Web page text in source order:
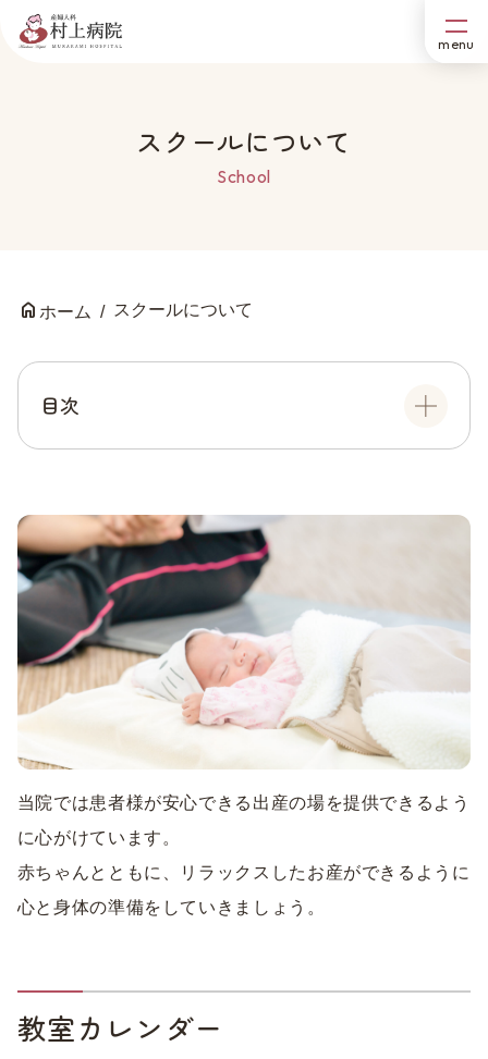
スクールについて
School
ホーム スクールについて
目次
当院では患者様が安心できる出産の場を提供できるよう
に心がけています。
赤ちゃんとともに、リラックスしたお産ができるように
心と身体の準備をしていきましょう。
教室カレンダー